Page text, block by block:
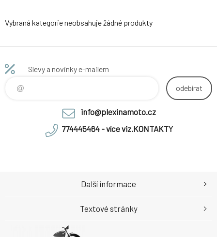
Vybraná kategorie neobsahuje žádné produkty
Slevy a novinky e-mailem
odebírat
info@plexinamoto.cz
774445464 - více viz.KONTAKTY
Další informace
Textové stránky